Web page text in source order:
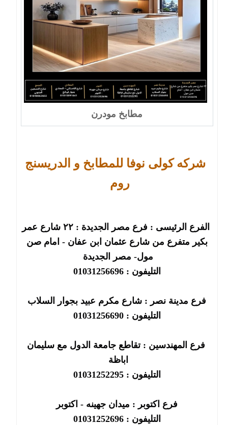
مطابخ مودرن
شركه كولى نوفا للمطابخ و الدريسنج
روم
الفرع الرئيسى : فرع مصر الجديدة : ٢٢ شارع عمر
بكير متفرع من شارع عثمان ابن عفان - امام صن
مول- مصر الجديدة
التليفون : 01031256696
فرع مدينة نصر : شارع مكرم عبيد بجوار السلاب
التليفون : 01031256690
فرع المهندسين : تقاطع جامعة الدول مع سليمان
اباظة
التليفون : 01031252295
فرع اكتوبر : ميدان جهينه - اكتوبر
التليفون : 01031252696